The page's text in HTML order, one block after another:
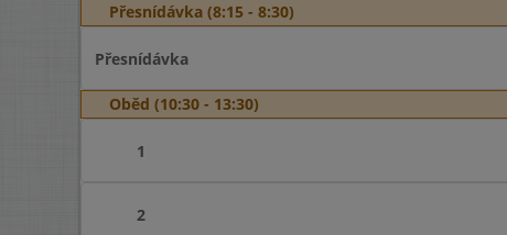
Přesnídávka (8:15 - 8:30)
Přesnídávka
Oběd (10:30 - 13:30)
1
2